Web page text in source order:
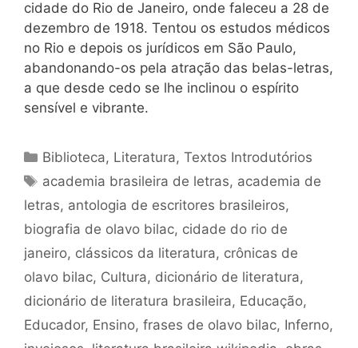
cidade do Rio de Janeiro, onde faleceu a 28 de
dezembro de 1918. Tentou os estudos médicos
no Rio e depois os jurídicos em São Paulo,
abandonando-os pela atração das belas-letras,
a que desde cedo se lhe inclinou o espírito
sensível e vibrante.
Categorias
Biblioteca, Literatura,Textos Introdutórios
Tags
academia brasileira de letras, academia de
letras, antologia de escritores brasileiros,
biografia de olavo bilac, cidade do rio de
janeiro, clássicos da literatura, crônicas de
olavo bilac, Cultura, dicionário de literatura,
dicionário de literatura brasileira, Educação,
Educador, Ensino, frases de olavo bilac, Inferno,